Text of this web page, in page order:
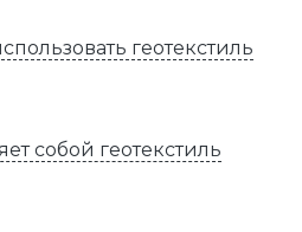
геотекстиль
собой геотекстиль